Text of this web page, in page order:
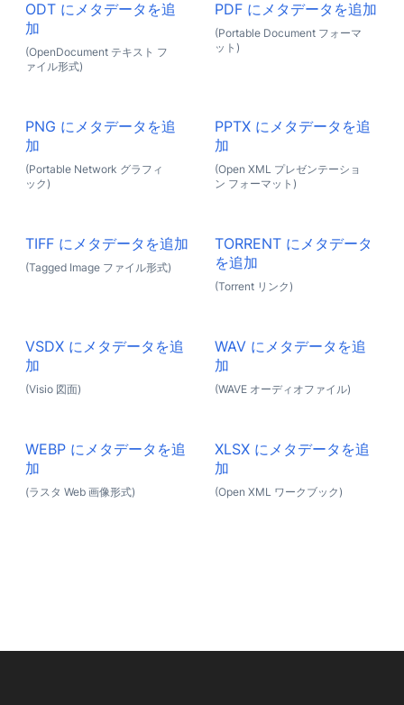
ODT にメタデータを追
加
(OpenDocument テキスト フ
ァイル形式)
PDF にメタデータを追加
(Portable Document フォーマ
ット)
PNG にメタデータを追
加
(Portable Network グラフィ
ック)
PPTX にメタデータを追
加
(Open XML プレゼンテーショ
ン フォーマット)
TIFF にメタデータを追加
(Tagged Image ファイル形式)
TORRENT にメタデータ
を追加
(Torrent リンク)
VSDX にメタデータを追
加
(Visio 図面)
WAV にメタデータを追
加
(WAVE オーディオファイル)
WEBP にメタデータを追
加
(ラスタ Web 画像形式)
XLSX にメタデータを追
加
(Open XML ワークブック)